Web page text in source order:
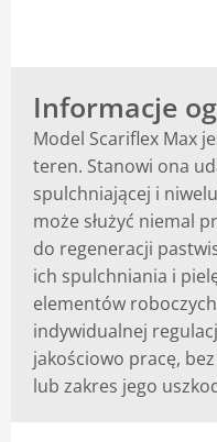
Informacje
Model Scariflex Max
teren. Stanowi ona
spulchniającej i
może służyć niemal
do regeneracji
ich spulchniania i
elementów
indywidualnej
jakościowo pracę,
lub zakres jego